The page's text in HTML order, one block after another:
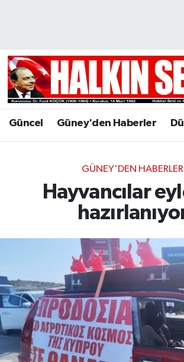
Güncel Güney'den Haberler
GÜNEY'DEN HABERLER
Hayvancılar
Hava Durumu
Trafik Durumu
Tüm Manşetler
Son Dakika Haberleri